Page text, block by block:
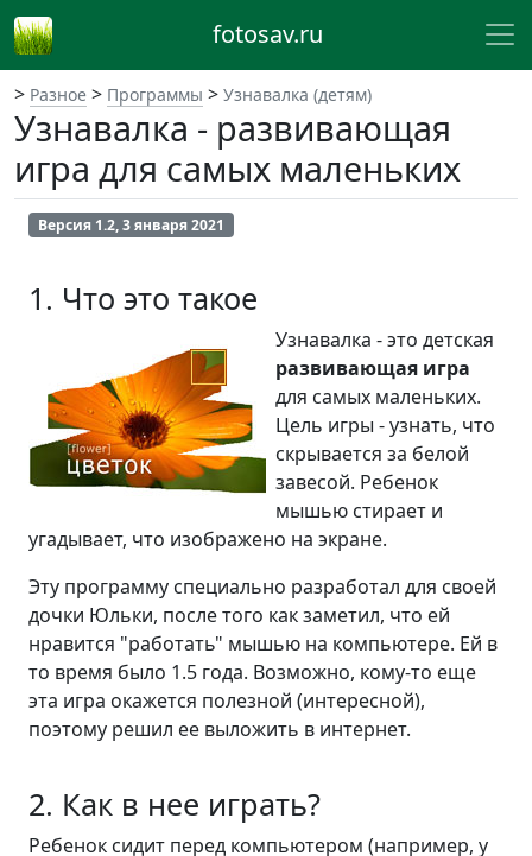
fotosav.ru
> Разное > Программы > Узнавалка (детям)
Узнавалка - развивающая
игра для самых маленьких
Версия 1.2, 3 января 2021
1. Что это такое
Узнавалка - это детская
развивающая игра
для самых маленьких.
Цель игры - узнать, что
скрывается за белой
завесой. Ребенок
мышью стирает и
угадывает, что изображено на экране.
Эту программу специально разработал для своей
дочки Юльки, после того как заметил, что ей
нравится "работать" мышью на компьютере. Ей в
то время было 1.5 года. Возможно, кому-то еще
эта игра окажется полезной (интересной),
поэтому решил ее выложить в интернет.
2. Как в нее играть?
Ребенок сидит перед компьютером (например, у